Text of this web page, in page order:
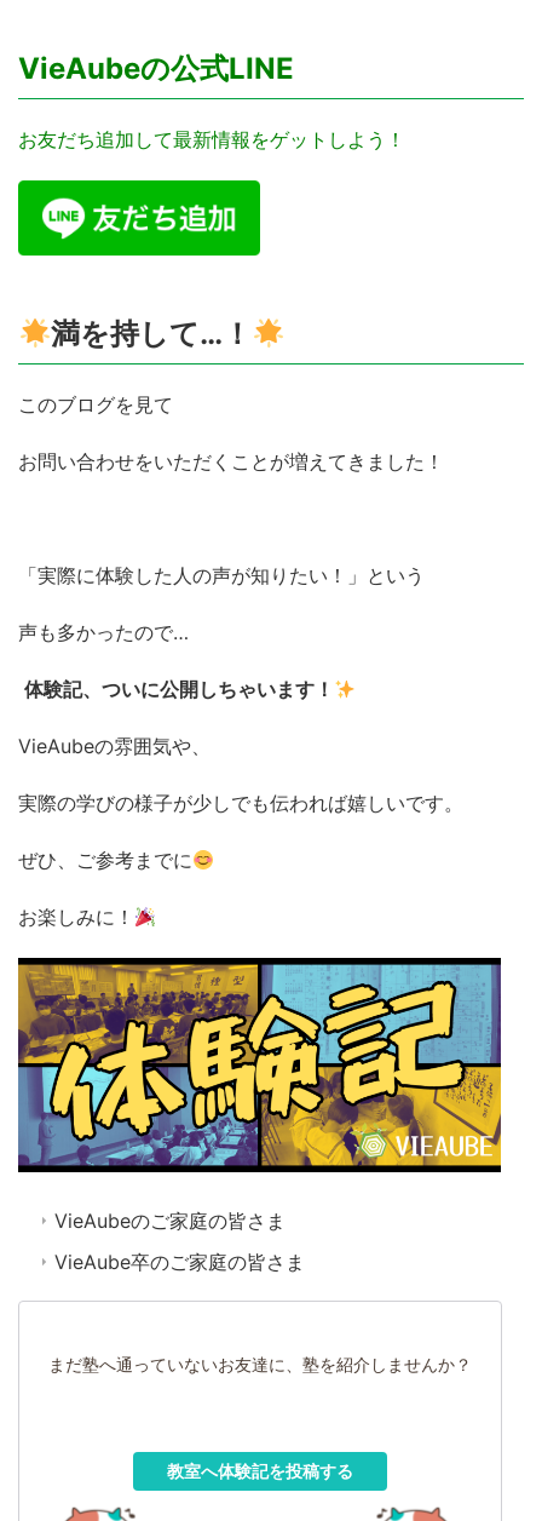
VieAubeの公式LINE
お友だち追加して最新情報をゲットしよう！
満を持して…！
このブログを見て
お問い合わせをいただくことが増えてきました！
「実際に体験した人の声が知りたい！」という
声も多かったので…
体験記、ついに公開しちゃいます！
VieAubeの雰囲気や、
実際の学びの様子が少しでも伝われば嬉しいです。
ぜひ、ご参考までに
お楽しみに！
VieAubeのご家庭の皆さま
VieAube卒のご家庭の皆さま
まだ塾へ通っていないお友達に、塾を紹介しませんか？
教室へ体験記を投稿する